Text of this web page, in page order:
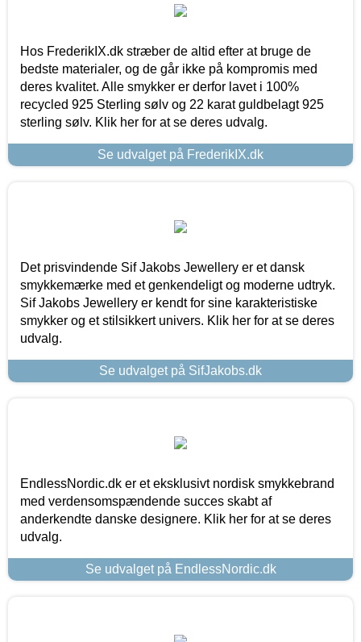
Hos FrederikIX.dk stræber de altid efter at bruge de
bedste materialer, og de går ikke på kompromis med
deres kvalitet. Alle smykker er derfor lavet i 100%
recycled 925 Sterling sølv og 22 karat guldbelagt 925
sterling sølv. Klik her for at se deres udvalg.
Se udvalget på FrederikIX.dk
Det prisvindende Sif Jakobs Jewellery er et dansk
smykkemærke med et genkendeligt og moderne udtryk.
Sif Jakobs Jewellery er kendt for sine karakteristiske
smykker og et stilsikkert univers. Klik her for at se deres
udvalg.
Se udvalget på SifJakobs.dk
EndlessNordic.dk er et eksklusivt nordisk smykkebrand
med verdensomspændende succes skabt af
anderkendte danske designere. Klik her for at se deres
udvalg.
Se udvalget på EndlessNordic.dk